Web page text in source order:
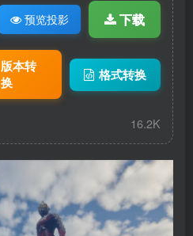
预览投影 下载
版本转
换
格式转换
16.2K